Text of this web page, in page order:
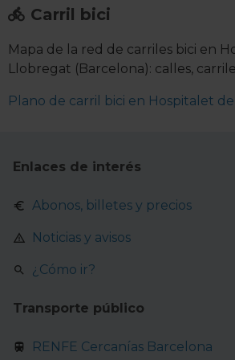
Carril bici
Mapa de la red de carriles bici en
Llobregat (Barcelona): calles,
Plano de carril bici en Hospitalet
Enlaces de interés
Abonos, billetes y precios
Noticias y avisos
¿Cómo ir?
Transporte público
RENFE Cercanías Barcelona